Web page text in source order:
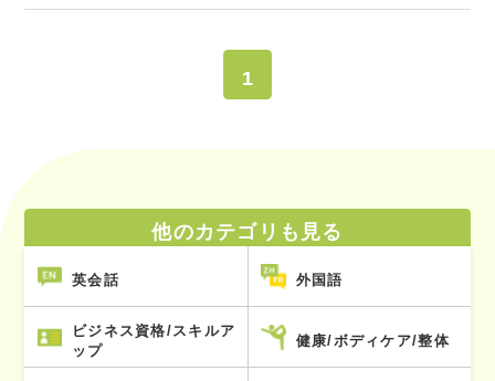
1
他のカテゴリも見る
英会話 外国語
ビジネス資格/スキルア
ップ
健康/ボディケア/整体